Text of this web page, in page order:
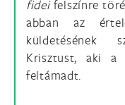
fideifelszínre
abban az
küldetésének
Krisztust, aki a
feltámadt.